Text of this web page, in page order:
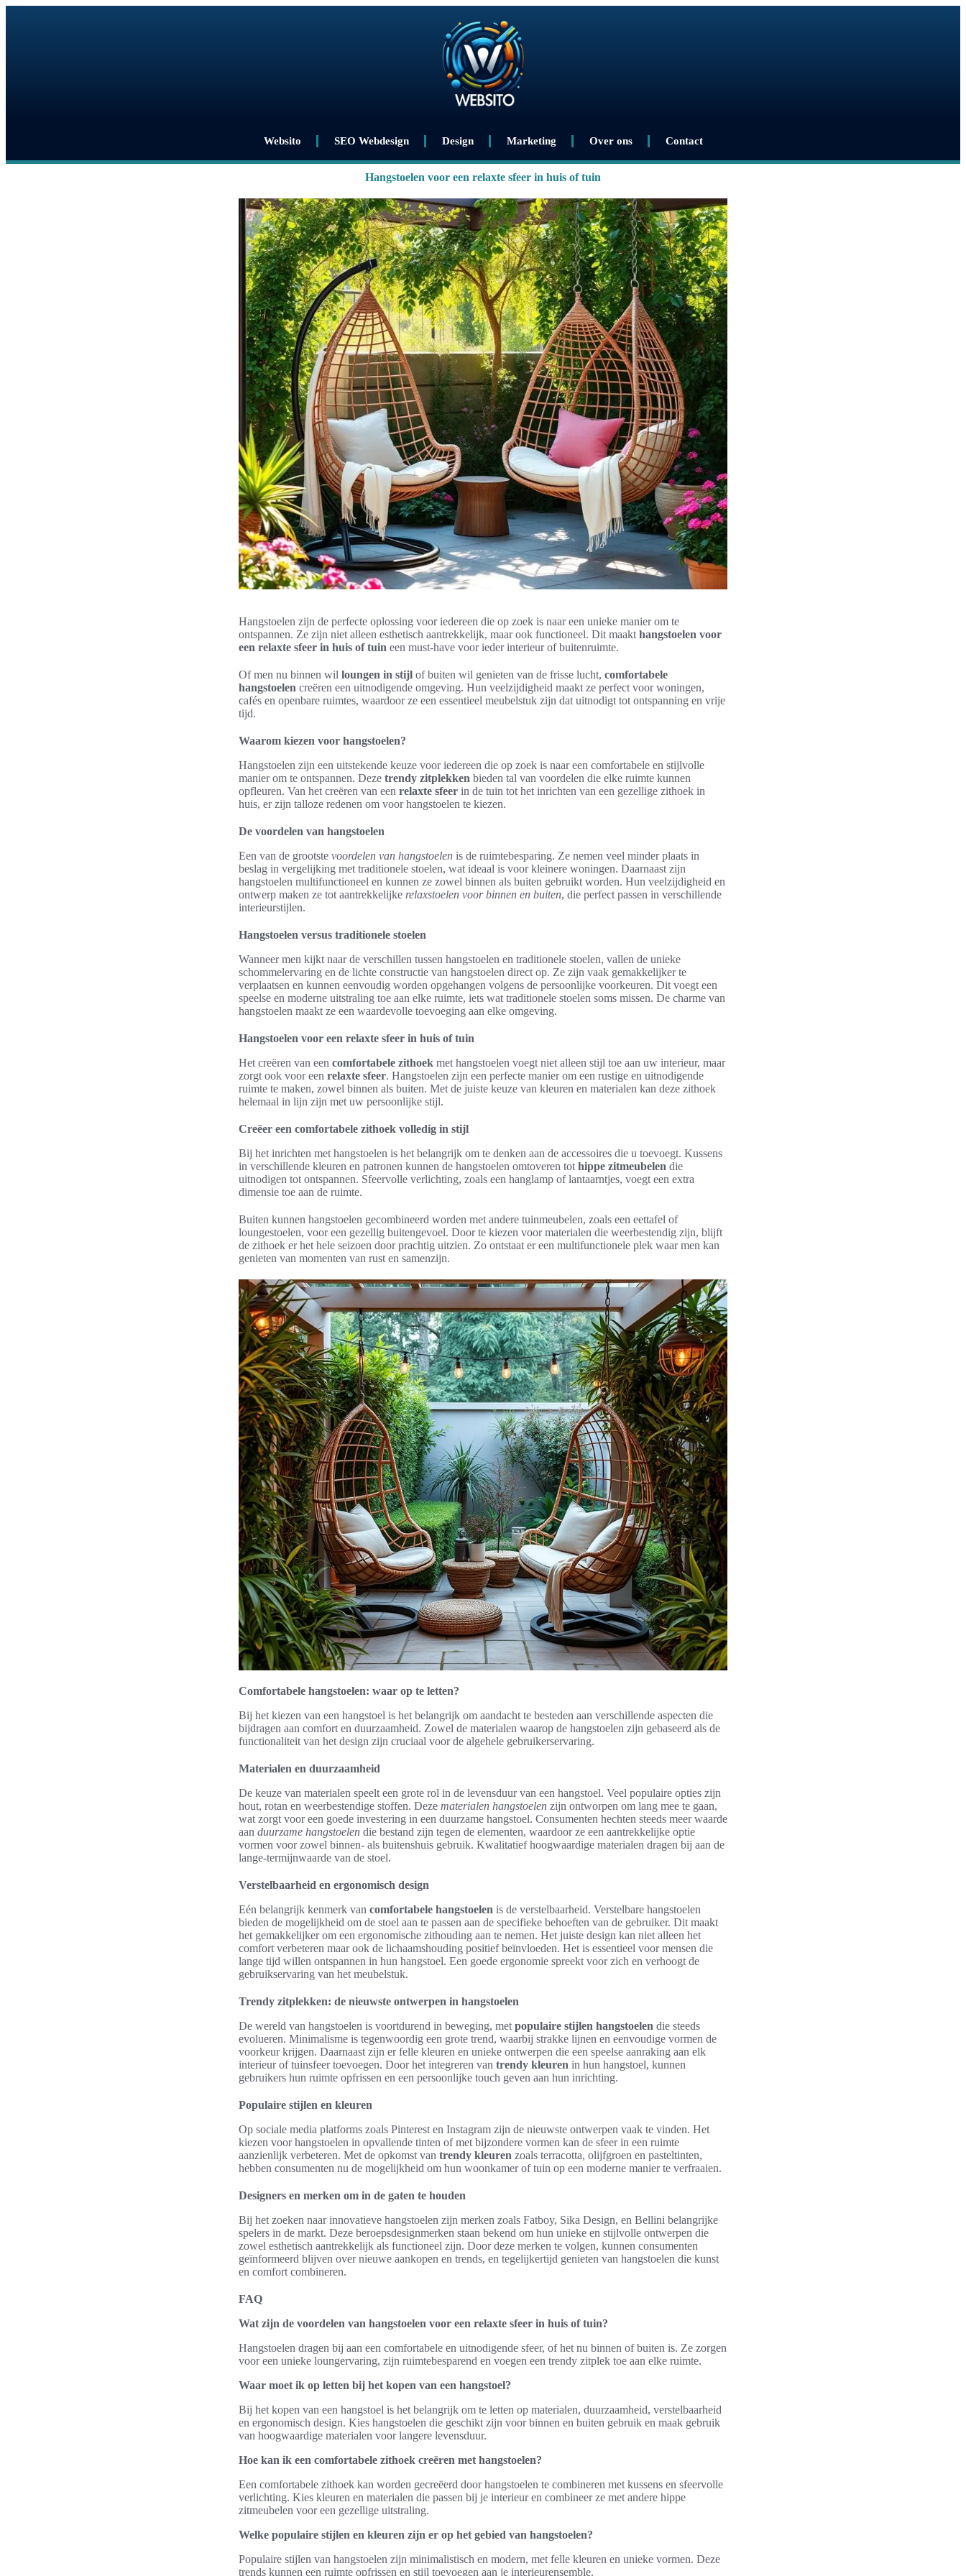
Websito SEO Webdesign Design Marketing Over ons Contact
Hangstoelen voor een relaxte sfeer in huis of tuin
Hangstoelen zijn de perfecte oplossing voor iedereen die op zoek is naar een unieke manier om te
ontspannen. Ze zijn niet alleen esthetisch aantrekkelijk, maar ook functioneel. Dit maakt hangstoelen voor
een relaxte sfeer in huis of tuin een must-have voor ieder interieur of buitenruimte.
Of men nu binnen wil loungen in stijl of buiten wil genieten van de frisse lucht, comfortabele
hangstoelen creëren een uitnodigende omgeving. Hun veelzijdigheid maakt ze perfect voor woningen,
cafés en openbare ruimtes, waardoor ze een essentieel meubelstuk zijn dat uitnodigt tot ontspanning en vrije
tijd.
Waarom kiezen voor hangstoelen?
Hangstoelen zijn een uitstekende keuze voor iedereen die op zoek is naar een comfortabele en stijlvolle
manier om te ontspannen. Deze trendy zitplekken bieden tal van voordelen die elke ruimte kunnen
opfleuren. Van het creëren van een relaxte sfeer in de tuin tot het inrichten van een gezellige zithoek in
huis, er zijn talloze redenen om voor hangstoelen te kiezen.
De voordelen van hangstoelen
Een van de grootste voordelen van hangstoelen is de ruimtebesparing. Ze nemen veel minder plaats in
beslag in vergelijking met traditionele stoelen, wat ideaal is voor kleinere woningen. Daarnaast zijn
hangstoelen multifunctioneel en kunnen ze zowel binnen als buiten gebruikt worden. Hun veelzijdigheid en
ontwerp maken ze tot aantrekkelijke relaxstoelen voor binnen en buiten, die perfect passen in verschillende
interieurstijlen.
Hangstoelen versus traditionele stoelen
Wanneer men kijkt naar de verschillen tussen hangstoelen en traditionele stoelen, vallen de unieke
schommelervaring en de lichte constructie van hangstoelen direct op. Ze zijn vaak gemakkelijker te
verplaatsen en kunnen eenvoudig worden opgehangen volgens de persoonlijke voorkeuren. Dit voegt een
speelse en moderne uitstraling toe aan elke ruimte, iets wat traditionele stoelen soms missen. De charme van
hangstoelen maakt ze een waardevolle toevoeging aan elke omgeving.
Hangstoelen voor een relaxte sfeer in huis of tuin
Het creëren van een comfortabele zithoek met hangstoelen voegt niet alleen stijl toe aan uw interieur, maar
zorgt ook voor een relaxte sfeer. Hangstoelen zijn een perfecte manier om een rustige en uitnodigende
ruimte te maken, zowel binnen als buiten. Met de juiste keuze van kleuren en materialen kan deze zithoek
helemaal in lijn zijn met uw persoonlijke stijl.
Creëer een comfortabele zithoek volledig in stijl
Bij het inrichten met hangstoelen is het belangrijk om te denken aan de accessoires die u toevoegt. Kussens
in verschillende kleuren en patronen kunnen de hangstoelen omtoveren tot hippe zitmeubelen die
uitnodigen tot ontspannen. Sfeervolle verlichting, zoals een hanglamp of lantaarntjes, voegt een extra
dimensie toe aan de ruimte.
Buiten kunnen hangstoelen gecombineerd worden met andere tuinmeubelen, zoals een eettafel of
loungestoelen, voor een gezellig buitengevoel. Door te kiezen voor materialen die weerbestendig zijn, blijft
de zithoek er het hele seizoen door prachtig uitzien. Zo ontstaat er een multifunctionele plek waar men kan
genieten van momenten van rust en samenzijn.
Comfortabele hangstoelen: waar op te letten?
Bij het kiezen van een hangstoel is het belangrijk om aandacht te besteden aan verschillende aspecten die
bijdragen aan comfort en duurzaamheid. Zowel de materialen waarop de hangstoelen zijn gebaseerd als de
functionaliteit van het design zijn cruciaal voor de algehele gebruikerservaring.
Materialen en duurzaamheid
De keuze van materialen speelt een grote rol in de levensduur van een hangstoel. Veel populaire opties zijn
hout, rotan en weerbestendige stoffen. Deze materialen hangstoelen zijn ontworpen om lang mee te gaan,
wat zorgt voor een goede investering in een duurzame hangstoel. Consumenten hechten steeds meer waarde
aan duurzame hangstoelen die bestand zijn tegen de elementen, waardoor ze een aantrekkelijke optie
vormen voor zowel binnen- als buitenshuis gebruik. Kwalitatief hoogwaardige materialen dragen bij aan de
lange-termijnwaarde van de stoel.
Verstelbaarheid en ergonomisch design
Eén belangrijk kenmerk van comfortabele hangstoelen is de verstelbaarheid. Verstelbare hangstoelen
bieden de mogelijkheid om de stoel aan te passen aan de specifieke behoeften van de gebruiker. Dit maakt
het gemakkelijker om een ergonomische zithouding aan te nemen. Het juiste design kan niet alleen het
comfort verbeteren maar ook de lichaamshouding positief beïnvloeden. Het is essentieel voor mensen die
lange tijd willen ontspannen in hun hangstoel. Een goede ergonomie spreekt voor zich en verhoogt de
gebruikservaring van het meubelstuk.
Trendy zitplekken: de nieuwste ontwerpen in hangstoelen
De wereld van hangstoelen is voortdurend in beweging, met populaire stijlen hangstoelen die steeds
evolueren. Minimalisme is tegenwoordig een grote trend, waarbij strakke lijnen en eenvoudige vormen de
voorkeur krijgen. Daarnaast zijn er felle kleuren en unieke ontwerpen die een speelse aanraking aan elk
interieur of tuinsfeer toevoegen. Door het integreren van trendy kleuren in hun hangstoel, kunnen
gebruikers hun ruimte opfrissen en een persoonlijke touch geven aan hun inrichting.
Populaire stijlen en kleuren
Op sociale media platforms zoals Pinterest en Instagram zijn de nieuwste ontwerpen vaak te vinden. Het
kiezen voor hangstoelen in opvallende tinten of met bijzondere vormen kan de sfeer in een ruimte
aanzienlijk verbeteren. Met de opkomst van trendy kleuren zoals terracotta, olijfgroen en pasteltinten,
hebben consumenten nu de mogelijkheid om hun woonkamer of tuin op een moderne manier te verfraaien.
Designers en merken om in de gaten te houden
Bij het zoeken naar innovatieve hangstoelen zijn merken zoals Fatboy, Sika Design, en Bellini belangrijke
spelers in de markt. Deze beroepsdesignmerken staan bekend om hun unieke en stijlvolle ontwerpen die
zowel esthetisch aantrekkelijk als functioneel zijn. Door deze merken te volgen, kunnen consumenten
geïnformeerd blijven over nieuwe aankopen en trends, en tegelijkertijd genieten van hangstoelen die kunst
en comfort combineren.
FAQ
Wat zijn de voordelen van hangstoelen voor een relaxte sfeer in huis of tuin?
Hangstoelen dragen bij aan een comfortabele en uitnodigende sfeer, of het nu binnen of buiten is. Ze zorgen
voor een unieke loungervaring, zijn ruimtebesparend en voegen een trendy zitplek toe aan elke ruimte.
Waar moet ik op letten bij het kopen van een hangstoel?
Bij het kopen van een hangstoel is het belangrijk om te letten op materialen, duurzaamheid, verstelbaarheid
en ergonomisch design. Kies hangstoelen die geschikt zijn voor binnen en buiten gebruik en maak gebruik
van hoogwaardige materialen voor langere levensduur.
Hoe kan ik een comfortabele zithoek creëren met hangstoelen?
Een comfortabele zithoek kan worden gecreëerd door hangstoelen te combineren met kussens en sfeervolle
verlichting. Kies kleuren en materialen die passen bij je interieur en combineer ze met andere hippe
zitmeubelen voor een gezellige uitstraling.
Welke populaire stijlen en kleuren zijn er op het gebied van hangstoelen?
Populaire stijlen van hangstoelen zijn minimalistisch en modern, met felle kleuren en unieke vormen. Deze
trends kunnen een ruimte opfrissen en stijl toevoegen aan je interieurensemble.